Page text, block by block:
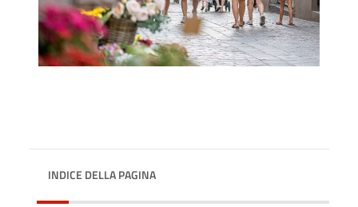
INDICE DELLA PAGINA